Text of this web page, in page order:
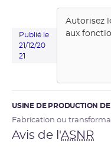
Publié le
21/12/20
21
Autorisez
aux
USINE DE PRODUCTION
Fabrication ou
Avis de l'ASNR